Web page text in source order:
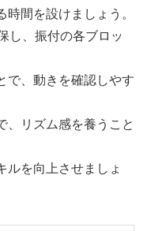
間を設けましょう。
し、振付の各ブロッ
で、動きを確認しやす
、リズム感を養うこと
ルを向上させましょ